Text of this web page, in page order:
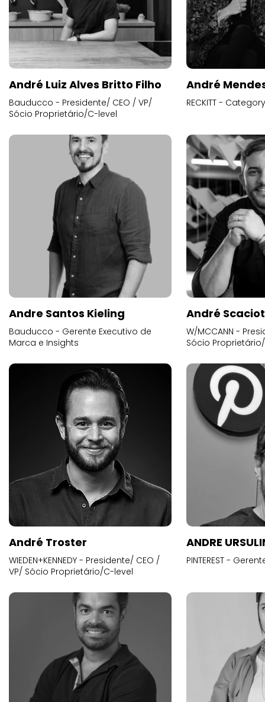
André Luiz Alves Britto Filho
Bauducco - Presidente/ CEO / VP/
Sócio Proprietário/C-level
André
RECKITT -
Andre Santos Kieling
Bauducco - Gerente Executivo de
Marca e Insights
André
W/MCCANN -
Sócio
André Troster
WIEDEN+KENNEDY - Presidente/ CEO /
VP/ Sócio Proprietário/C-level
ANDRE
PINTEREST -